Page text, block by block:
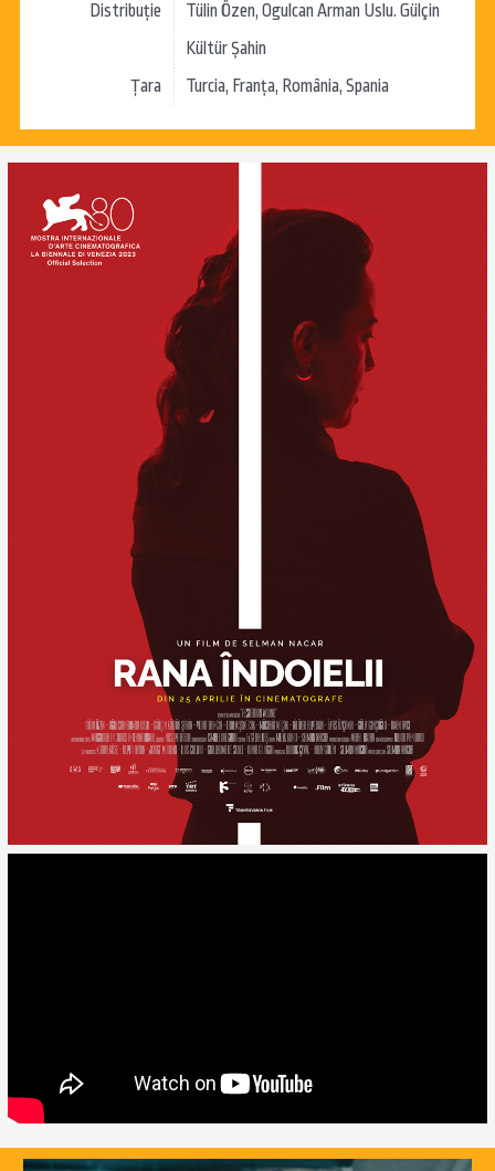
Distribuție
Tülin Özen, Ogulcan Arman Uslu. Gülçin
Kültür Şahin
Țara
Turcia, Franța, România, Spania